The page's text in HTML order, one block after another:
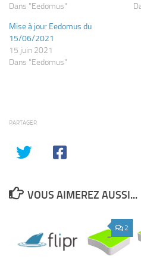
Dans "Eedomus"
Mise à jour Eedomus du
15/06/2021
15 juin 2021
Dans "Eedomus"
PARTAGER
VOUS AIMEREZ AUSSI...
2